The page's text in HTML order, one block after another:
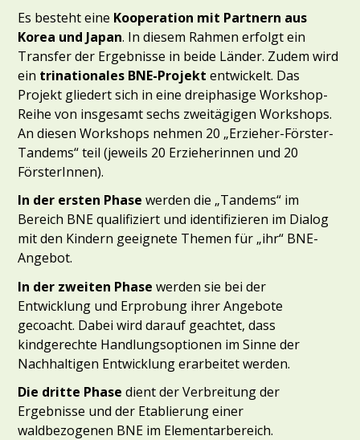
Es besteht eine Kooperation mit Partnern aus
Korea und Japan. In diesem Rahmen erfolgt ein
Transfer der Ergebnisse in beide Länder. Zudem wird
ein trinationales BNE-Projekt entwickelt. Das
Projekt gliedert sich in eine dreiphasige Workshop-
Reihe von insgesamt sechs zweitägigen Workshops.
An diesen Workshops nehmen 20 „Erzieher-Förster-
Tandems“ teil (jeweils 20 Erzieherinnen und 20
FörsterInnen).
In der ersten Phasewerden die „Tandems“ im
Bereich BNE qualifiziert und identifizieren im Dialog
mit den Kindern geeignete Themen für „ihr“ BNE-
Angebot.
In der zweiten Phasewerden sie bei der
Entwicklung und Erprobung ihrer Angebote
gecoacht. Dabei wird darauf geachtet, dass
kindgerechte Handlungsoptionen im Sinne der
Nachhaltigen Entwicklung erarbeitet werden.
Die dritte Phase dient der Verbreitung der
Ergebnisse und der Etablierung einer
waldbezogenen BNE im Elementarbereich.